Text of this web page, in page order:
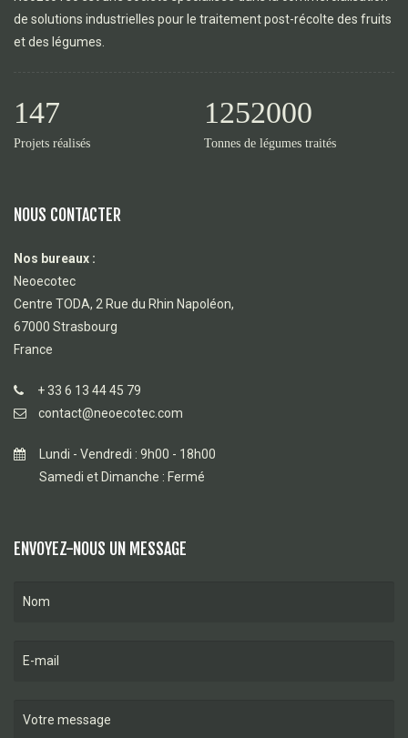
de solutions industrielles pour le traitement post-récolte des fruits
et des légumes.
147
Projets réalisés
1252000
Tonnes de légumes traités
NOUS CONTACTER
Nos bureaux :
Neoecotec
Centre TODA, 2 Rue du Rhin Napoléon,
67000 Strasbourg
France
+ 33 6 13 44 45 79
contact@neoecotec.com
Lundi - Vendredi : 9h00 - 18h00
Samedi et Dimanche : Fermé
ENVOYEZ-NOUS UN MESSAGE